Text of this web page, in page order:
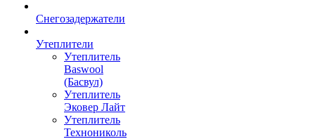
Снегозадержатели
Утеплители
Утеплитель
Baswool
(Басвул)
Утеплитель
Эковер Лайт
Утеплитель
Технониколь